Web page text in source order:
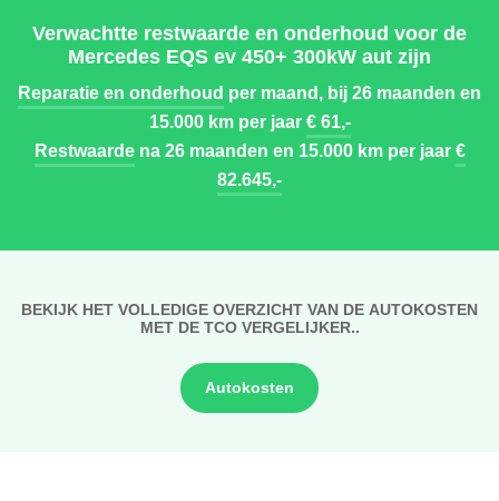
Verwachtte restwaarde en onderhoud voor de
Mercedes EQS ev 450+ 300kW aut zijn
Reparatie en onderhoud per maand, bij 26 maanden en
15.000 km per jaar€ 61,-
Restwaardena 26 maanden en 15.000 km per jaar€
82.645,-
BEKIJK HET VOLLEDIGE OVERZICHT VAN DE AUTOKOSTEN
MET DE TCO VERGELIJKER..
Autokosten